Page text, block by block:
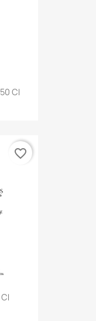
Cl
favorite_border